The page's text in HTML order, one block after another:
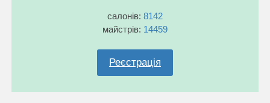
салонів: 8142
майстрів: 14459
Реєстрація